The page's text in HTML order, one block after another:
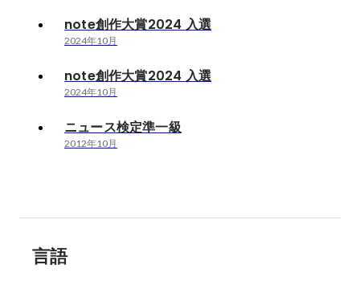
note創作大賞2024 入選
2024年10月
note創作大賞2024 入選
2024年10月
ニュース検定準一級
2012年10月
言語